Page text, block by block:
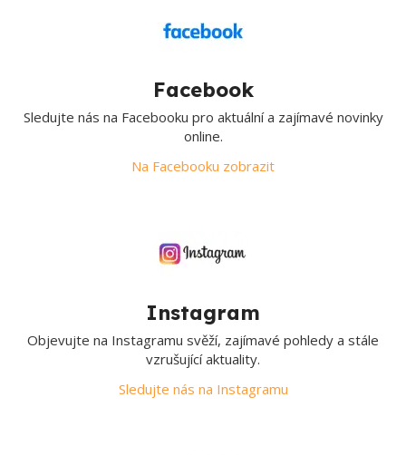
Facebook
Sledujte nás na Facebooku pro aktuální a zajímavé novinky
online.
Na Facebooku zobrazit
Instagram
Objevujte na Instagramu svěží, zajímavé pohledy a stále
vzrušující aktuality.
Sledujte nás na Instagramu